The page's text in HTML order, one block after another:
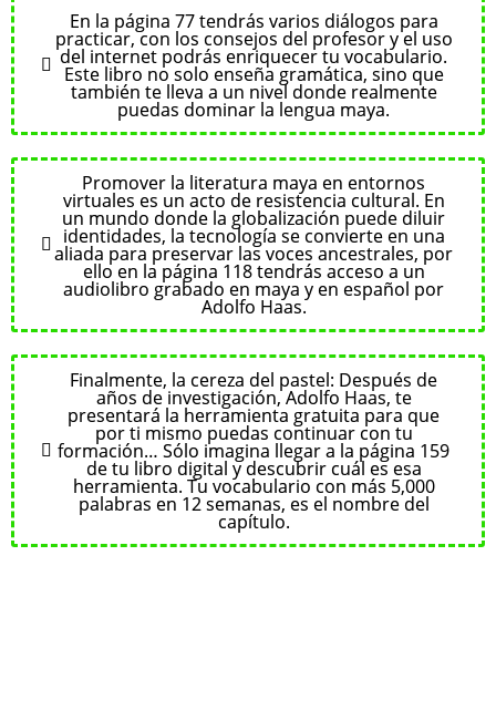
En la página 77 tendrás varios diálogos para
practicar, con los consejos del profesor y el uso
del internet podrás enriquecer tu vocabulario.
Este libro no solo enseña gramática, sino que
también te lleva a un nivel donde realmente
puedas dominar la lengua maya.
Promover la literatura maya en entornos
virtuales es un acto de resistencia cultural. En
un mundo donde la globalización puede diluir
identidades, la tecnología se convierte en una
aliada para preservar las voces ancestrales, por
ello en la página 118 tendrás acceso a un
audiolibro grabado en maya y en español por
Adolfo Haas.
Finalmente, la cereza del pastel: Después de
años de investigación, Adolfo Haas, te
presentará la herramienta gratuita para que
por ti mismo puedas continuar con tu
formación… Sólo imagina llegar a la página 159
de tu libro digital y descubrir cuál es esa
herramienta. Tu vocabulario con más 5,000
palabras en 12 semanas, es el nombre del
capítulo.